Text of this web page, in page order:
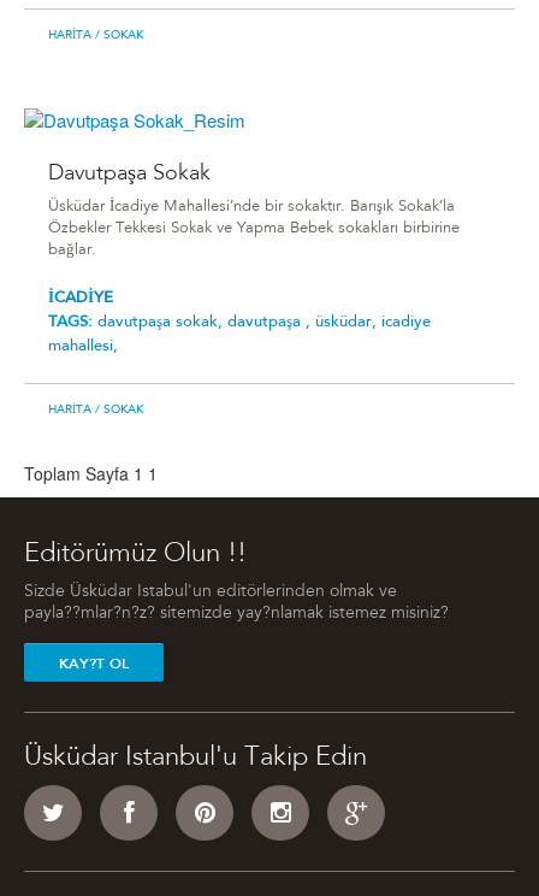
HARITA / SOKAK
Davutpaşa Sokak
Üsküdar İcadiye Mahallesi’nde bir sokaktır. Barışık Sokak’la
Özbekler Tekkesi Sokak ve Yapma Bebek sokakları birbirine
bağlar.
İCADİYE
TAGS: davutpaşa sokak, davutpaşa , üsküdar, i̇cadiye
mahallesi,
HARITA / SOKAK
Toplam Sayfa 1 1
Editörümüz Olun !!
Sizde Üsküdar Istabul'un editörlerinden olmak ve
payla??mlar?n?z? sitemizde yay?nlamak istemez misiniz?
KAY?T OL
Üsküdar Istanbul'u Takip Edin